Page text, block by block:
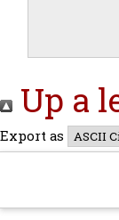
Up a
Export as